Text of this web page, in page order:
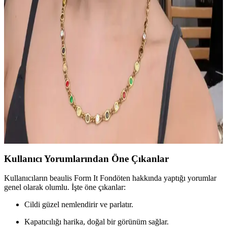
Yaz Makyajında Nectar and Ichor Paleti ve Uyumlu
Ürünlerin Özellikleri ve Kullanımı
Nectar and Ichor paleti, yaz makyajında doğal ve kremamsı
tonlarıyla öne çıkıyor. Forbidden Honey serisi ve uyumlu ürünlerle
makyaj kalıcılığı ve canlılık sağlanıyor, yaz havasına uygun estetik
görünüm sunuluyor.
İlkbahar ve Yaz Düğünleri İçin Doğal ve Şık
Makyaj Teknikleri ve Ürün Önerileri
İlkbahar ve yaz düğünlerinde doğal ve uyumlu makyaj için cilt tonu
uyumu, doğru ürün seçimi ve özel günlere uygun teknikler
önemlidir. Nemlendirme ve kirpik bakımı görünümü tamamlar.
Kullanıcı Yorumlarından Öne Çıkanlar
Kullanıcıların beaulis Form It Fondöten hakkında yaptığı yorumlar
genel olarak olumlu. İşte öne çıkanlar:
Cildi güzel nemlendirir ve parlatır.
Kapatıcılığı harika, doğal bir görünüm sağlar.